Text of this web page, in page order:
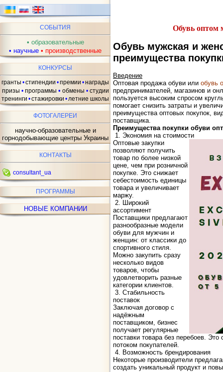
СОБЫТИЯ
• образовательные
• научные • производственные
КОНКУРСЫ
гранты •стипендии •премии •награды
призы • программы • обмены • студии
тренинги •стажировки •летние школы
ФОТОГАЛЕРЕИ
научно-образовательные и
горнодобывающие центры Украины
КОНТАКТЫ
consultant_ua
ПРОГРАММЫ
НОВЫЕ КОМПАНИИ
Обувь оптом
Обувь мужская и
преимущества
Введение
Оптовая продажа обуви или обувь
предпринимателей, магазинов и
пользуется высоким спросом
помогает снизить затраты и
преимущества оптовых покупок,
поставщика.
Преимущества покупки обуви
1. Экономия на стоимости
Оптовые закупки
позволяют получить
товар по более низкой
цене, чем при розничной
покупке. Это снижает
себестоимость единицы
товара и увеличивает
маржу.
2. Широкий
ассортимент
Поставщики предлагают
разнообразные модели
обуви для мужчин и
женщин: от классики до
спортивного стиля.
Можно закупить сразу
несколько видов
товаров, чтобы
удовлетворить разные
категории клиентов.
3. Стабильность
поставок
Заключая договор с
надёжным
поставщиком, бизнес
получает регулярные
поставки товара без перебоев.
потоком покупателей.
4. Возможность брендирования
Некоторые производители
создать уникальный продукт и